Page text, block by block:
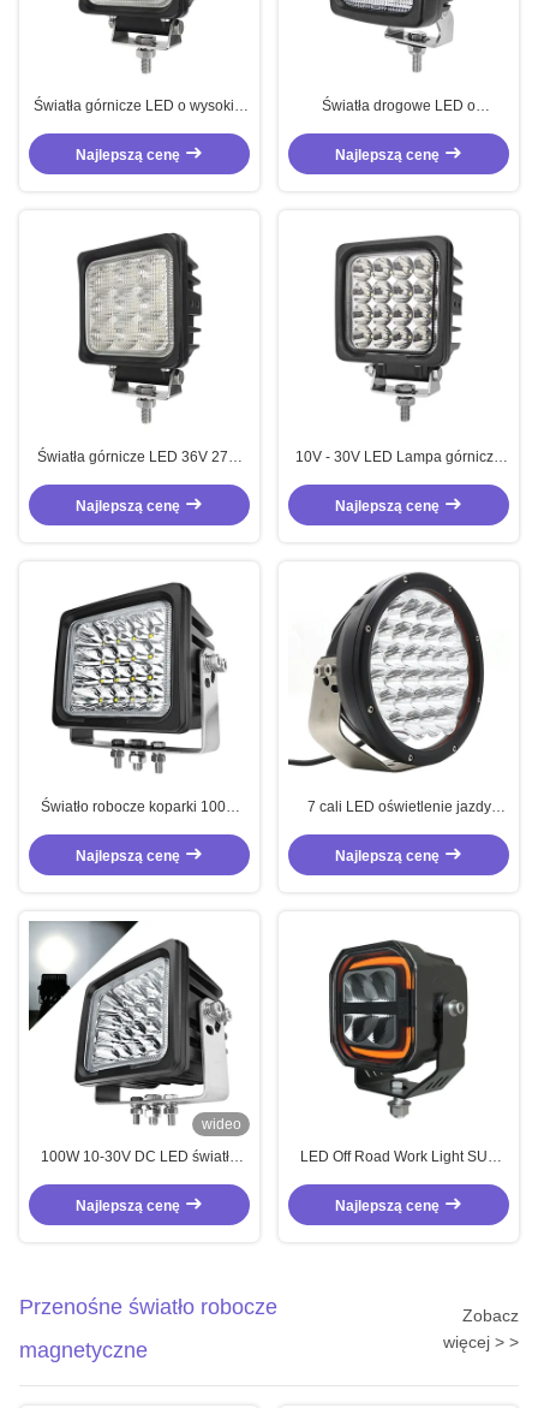
Światła górnicze LED o wysokiej
kwadratowych 12V
Najlepszą cenę
Światła drogowe LED o
Najlepszą cenę
Światła górnicze LED 36V 27W
IP67 Komercyjne
Najlepszą cenę
10V - 30V LED Lampa górnicza
robocze profesjonalne
Najlepszą cenę
Światło robocze koparki 100W
Najlepszą cenę
7 cali LED oświetlenie jazdy
128W Uniwersalne
Najlepszą cenę
wideo
100W 10-30V DC LED światło
odlewanego aluminium i 1 roczną
gwarancją do użytku w przemyśle
Najlepszą cenę
LED Off Road Work Light SUV
LED Motorcycle
Najlepszą cenę
Przenośne światło robocze
magnetyczne
Zobacz
więcej > >